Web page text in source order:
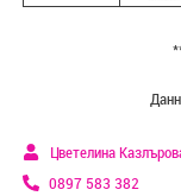
Цветелина
0897 583 382